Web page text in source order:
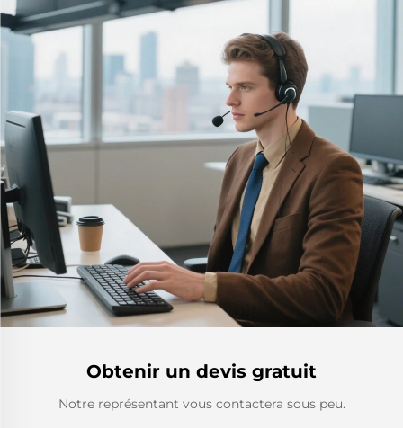
Obtenir un devis gratuit
Notre représentant vous contactera sous peu.